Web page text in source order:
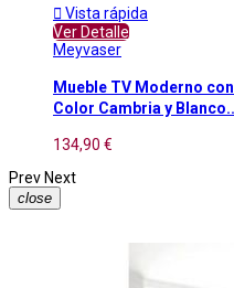
 Vista rápida
Ver Detalle
Meyvaser
Mueble TV Moderno
Color Cambria y
134,90 €
Prev Next
close